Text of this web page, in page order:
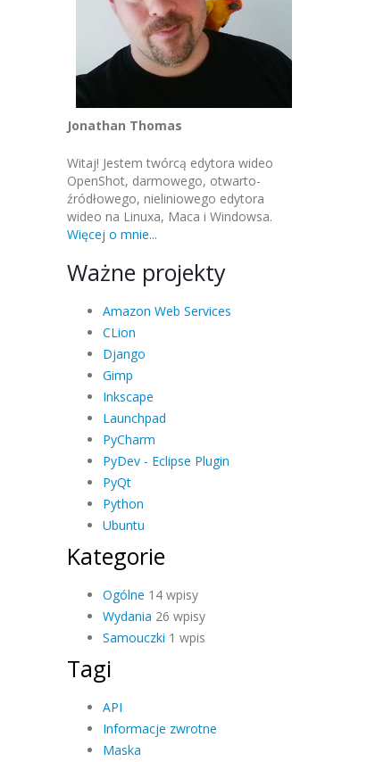
Jonathan Thomas
Witaj! Jestem twórcą edytora wideo
OpenShot, darmowego, otwarto-
źródłowego, nieliniowego edytora
wideo na Linuxa, Maca i Windowsa.
Więcej o mnie...
Ważne projekty
Amazon Web Services
CLion
Django
Gimp
Inkscape
Launchpad
PyCharm
PyDev - Eclipse Plugin
PyQt
Python
Ubuntu
Kategorie
Ogólne 14 wpisy
Wydania 26 wpisy
Samouczki 1 wpis
Tagi
API
Informacje zwrotne
Maska